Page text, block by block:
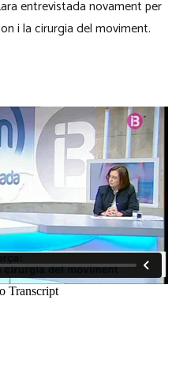
entrevistada novament per
i la cirurgia del moviment.